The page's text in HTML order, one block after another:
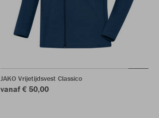
JAKO Vrijetijdsvest Classico
vanaf € 50,00